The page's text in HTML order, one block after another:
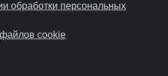
обработки персональных
cookie